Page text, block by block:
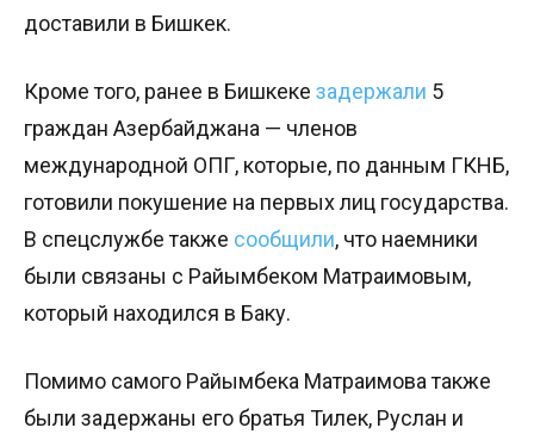
доставили в Бишкек.
Кроме того, ранее в Бишкеке задержали 5
граждан Азербайджана — членов
международной ОПГ, которые, по данным ГКНБ,
готовили покушение на первых лиц государства.
В спецслужбе также сообщили, что наемники
были связаны с Райымбеком Матраимовым,
который находился в Баку.
Помимо самого Райымбека Матраимова также
были задержаны его братья Тилек, Руслан и